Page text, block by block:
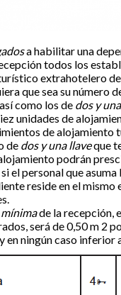
a habilitar una
todos los
extrahotelero de
que sea su número
como los de dos y
unidades de
de alojamiento
de dos y una llaveque
podrán
el personal que asuma
reside en el mismo
de la recepción,
será de 0,50 m 2
en ningún caso inferior